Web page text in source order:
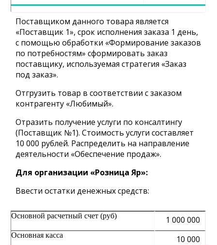
Поставщиком данного товара является
«Поставщик 1», срок исполнения заказа 1 день,
с помощью обработки «Формирование заказов
по потребностям» сформировать заказ
поставщику, используемая стратегия «Заказ
под заказ».
Отгрузить товар в соответствии с заказом
контрагенту «Любимый».
Отразить получение услуги по консалтингу
(Поставщик №1). Стоимость услуги составляет
10 000 рублей. Распределить на направление
деятельности «Обеспечение продаж».
Для организации «Розница Яр»:
Ввести остатки денежных средств:
Основной расчетный счет (руб) 1 000 000
Основная касса 10 000